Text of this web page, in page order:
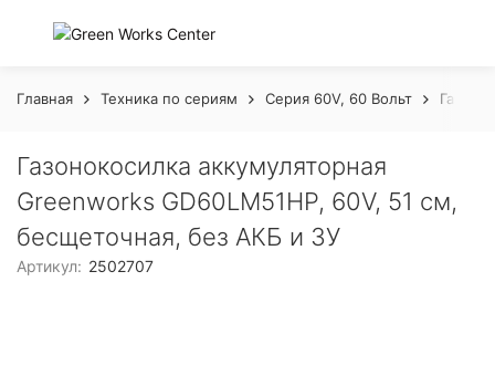
Главная Техника по сериям Серия 60V, 60 Вольт
Газонокосилка аккумуляторная
Greenworks GD60LM51HP, 60V, 51 см,
бесщеточная, без АКБ и ЗУ
Артикул: 2502707